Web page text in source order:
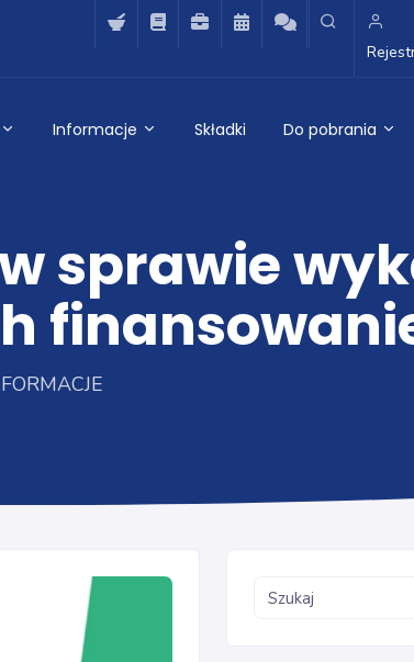
Informacje Składki Do pobrania
sprawie